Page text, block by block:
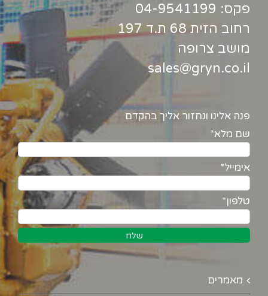
פקס: 04-9541199
רחוב הזית 68 ת.ד 197
מושב צרופה
sales@gryn.co.il
פנה אלינו ונחזור אליך בהקדם
שם מלא*
אימייל*
טלפון*
מאמרים